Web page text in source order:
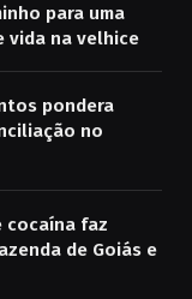
para uma
vida na velhice
pondera
no
cocaína faz
de Goiás e